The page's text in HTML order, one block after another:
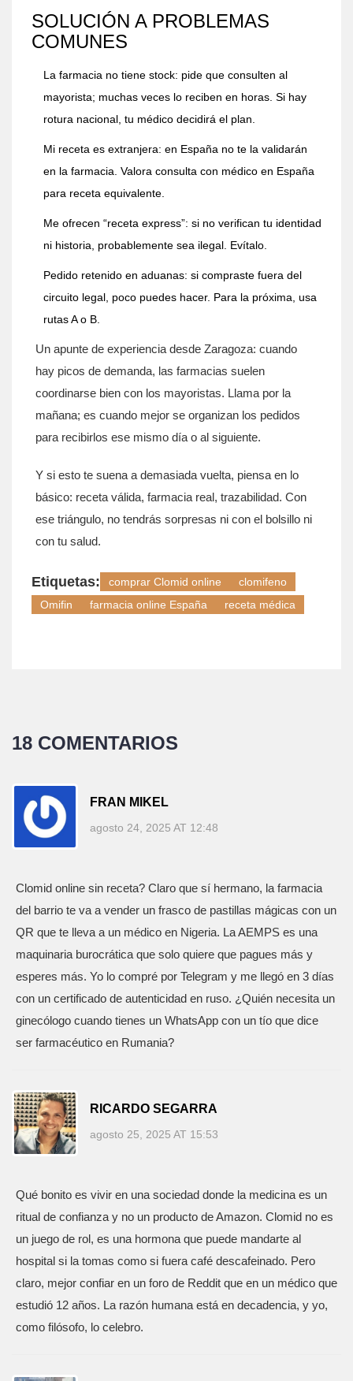
SOLUCIÓN A PROBLEMAS
COMUNES
La farmacia no tiene stock: pide que consulten al
mayorista; muchas veces lo reciben en horas. Si hay
rotura nacional, tu médico decidirá el plan.
Mi receta es extranjera: en España no te la validarán
en la farmacia. Valora consulta con médico en España
para receta equivalente.
Me ofrecen “receta express”: si no verifican tu identidad
ni historia, probablemente sea ilegal. Evítalo.
Pedido retenido en aduanas: si compraste fuera del
circuito legal, poco puedes hacer. Para la próxima, usa
rutas A o B.
Un apunte de experiencia desde Zaragoza: cuando
hay picos de demanda, las farmacias suelen
coordinarse bien con los mayoristas. Llama por la
mañana; es cuando mejor se organizan los pedidos
para recibirlos ese mismo día o al siguiente.
Y si esto te suena a demasiada vuelta, piensa en lo
básico: receta válida, farmacia real, trazabilidad. Con
ese triángulo, no tendrás sorpresas ni con el bolsillo ni
con tu salud.
Etiquetas: comprar Clomid online
clomifeno
Omifin
farmacia online España receta médica
18 COMENTARIOS
FRAN MIKEL
agosto 24, 2025 AT 12:48
Clomid online sin receta? Claro que sí hermano, la farmacia
del barrio te va a vender un frasco de pastillas mágicas con un
QR que te lleva a un médico en Nigeria. La AEMPS es una
maquinaria burocrática que solo quiere que pagues más y
esperes más. Yo lo compré por Telegram y me llegó en 3 días
con un certificado de autenticidad en ruso. ¿Quién necesita un
ginecólogo cuando tienes un WhatsApp con un tío que dice
ser farmacéutico en Rumania?
RICARDO SEGARRA
agosto 25, 2025 AT 15:53
Qué bonito es vivir en una sociedad donde la medicina es un
ritual de confianza y no un producto de Amazon. Clomid no es
un juego de rol, es una hormona que puede mandarte al
hospital si la tomas como si fuera café descafeinado. Pero
claro, mejor confiar en un foro de Reddit que en un médico que
estudió 12 años. La razón humana está en decadencia, y yo,
como filósofo, lo celebro.